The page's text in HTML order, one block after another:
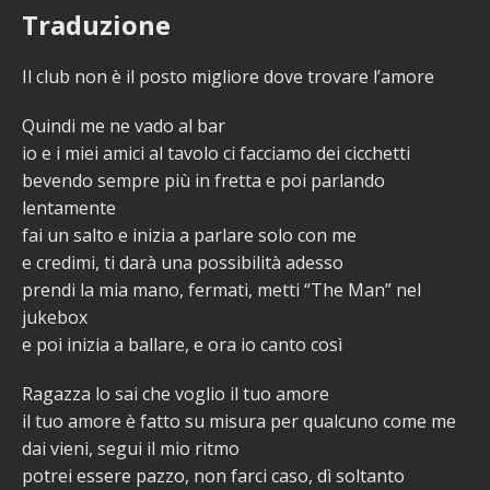
Traduzione
Il club non è il posto migliore dove trovare l’amore
Quindi me ne vado al bar
io e i miei amici al tavolo ci facciamo dei cicchetti
bevendo sempre più in fretta e poi parlando
lentamente
fai un salto e inizia a parlare solo con me
e credimi, ti darà una possibilità adesso
prendi la mia mano, fermati, metti “The Man” nel
jukebox
e poi inizia a ballare, e ora io canto così
Ragazza lo sai che voglio il tuo amore
il tuo amore è fatto su misura per qualcuno come me
dai vieni, segui il mio ritmo
potrei essere pazzo, non farci caso, dì soltanto